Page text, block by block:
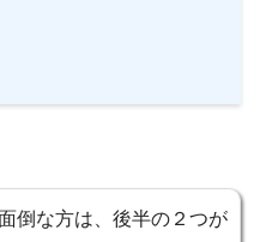
倒な方は、後半の２つが